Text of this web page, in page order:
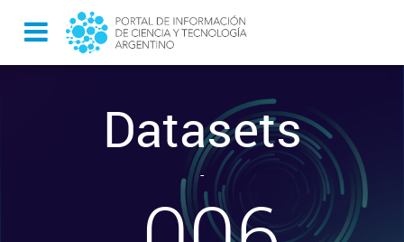
Datasets
-